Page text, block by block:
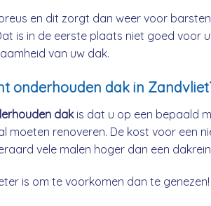
en dit zorgt dan weer voor
is in de eerste plaats niet goed voor
van uw dak.
onderhouden dak in
dakis dat u op een bepaald
moeten renoveren. De kost voor een
vele malen hoger dan een
is om te voorkomen dan te genezen!